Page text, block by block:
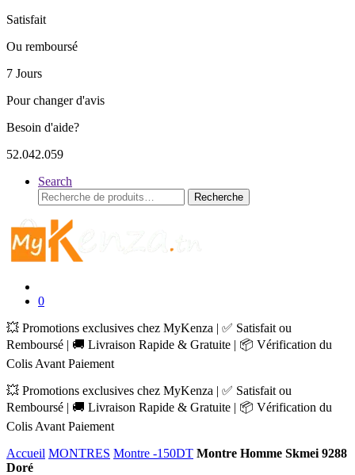
Satisfait
Ou remboursé
7 Jours
Pour changer d'avis
Besoin d'aide?
52.042.059
Search
Recherche
pour :
Recherche
0
💥 Promotions exclusives chez MyKenza | ✅ Satisfait ou
Remboursé | 🚚 Livraison Rapide & Gratuite | 📦 Vérification du
Colis Avant Paiement
💥 Promotions exclusives chez MyKenza | ✅ Satisfait ou
Remboursé | 🚚 Livraison Rapide & Gratuite | 📦 Vérification du
Colis Avant Paiement
Accueil MONTRES Montre -150DT Montre Homme Skmei 9288
Doré